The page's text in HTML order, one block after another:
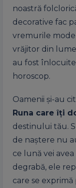
noastră
decorative fac
vremurile
vrăjitor din
au fost
horoscop.
Oamenii și-au
Runa care îți
destinului tău.
de naștere nu
ce lună vei
degrabă, ele
care se